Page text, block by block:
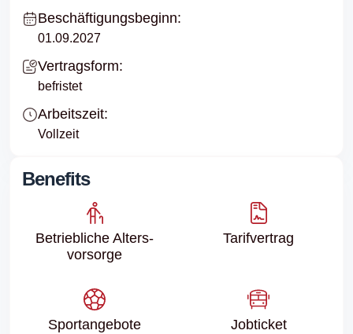
Beschäftigungsbeginn:
01.09.2027
Vertragsform:
befristet
Arbeitszeit:
Vollzeit
Benefits
Betriebliche Alters­
vorsorge
Tarifvertrag
Sport­angebote Jobticket